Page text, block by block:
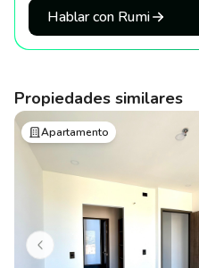
Hablar con Rumi
Propiedades similares
Apartamento